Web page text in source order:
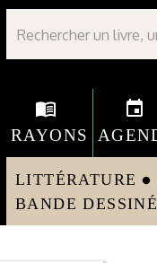
menu_book
RAYONS
event
LITTÉRATURE circle
BANDE